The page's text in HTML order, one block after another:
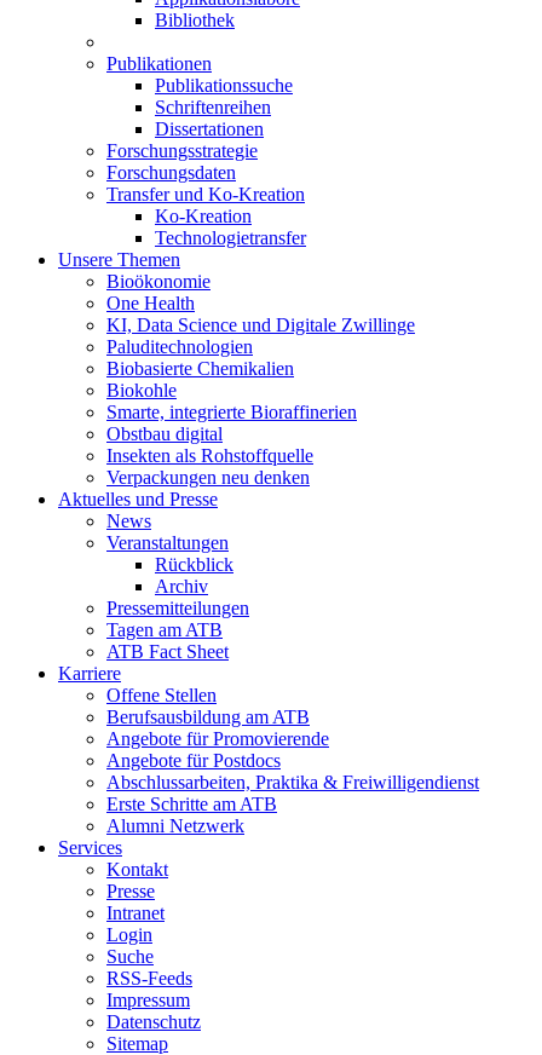
Bibliothek
Publikationen
Publikationssuche
Schriftenreihen
Dissertationen
Forschungsstrategie
Forschungsdaten
Transfer und Ko-Kreation
Ko-Kreation
Technologietransfer
Unsere Themen
Bioökonomie
One Health
KI, Data Science und Digitale Zwillinge
Paluditechnologien
Biobasierte Chemikalien
Biokohle
Smarte, integrierte Bioraffinerien
Obstbau digital
Insekten als Rohstoffquelle
Verpackungen neu denken
Aktuelles und Presse
News
Veranstaltungen
Rückblick
Archiv
Pressemitteilungen
Tagen am ATB
ATB Fact Sheet
Karriere
Offene Stellen
Berufsausbildung am ATB
Angebote für Promovierende
Angebote für Postdocs
Abschlussarbeiten, Praktika & Freiwilligendienst
Erste Schritte am ATB
Alumni Netzwerk
Services
Kontakt
Presse
Intranet
Login
Suche
RSS-Feeds
Impressum
Datenschutz
Sitemap